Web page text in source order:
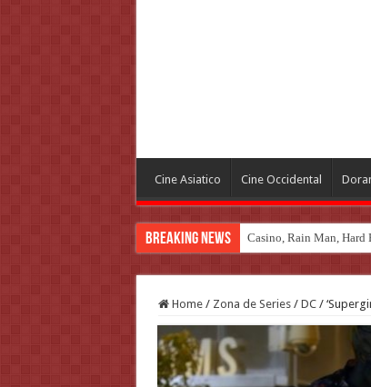
Cine Asiatico Cine Occidental
Breaking News Casino, Rain Man, Hard
Introducción al
Home / Zona de Series / DC /